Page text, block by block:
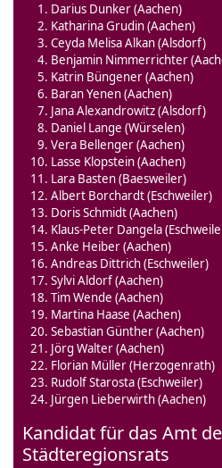
Darius Dunker (Aachen)
Katharina Grudin (Aachen)
Ceyda Melisa Alkan (Alsdorf)
Benjamin Nimmerrichter
Katrin Büngener (Aachen)
Baran Yenen (Aachen)
Jana Alexandrowitz (Alsdorf)
Daniel Lange (Würselen)
Vera Bellenger (Aachen)
Lasse Klopstein (Aachen)
Lara Basten (Baesweiler)
Albert Borchardt (Eschweiler)
Doris Schmidt (Aachen)
Klaus-Peter Dangela
Anke Heiber (Aachen)
Andreas Dittrich (Eschweiler)
Sylvi Aldorf (Aachen)
Tim Wende (Aachen)
Martina Haase (Aachen)
Sebastian Günther (Aachen)
Jörg Walter (Aachen)
Florian Müller (Herzogenrath)
Rudolf Starosta (Eschweiler)
Jürgen Lieberwirth (Aachen)
Kandidat für das Amt
Städteregionsrats